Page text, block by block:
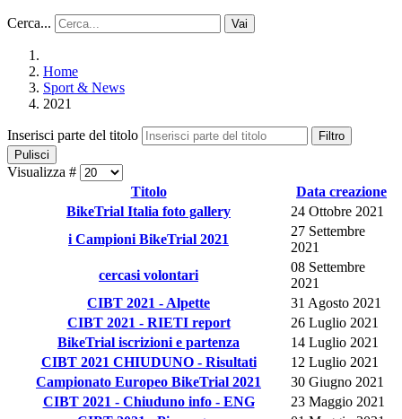
Cerca... Vai
Home
Sport & News
2021
Inserisci parte del titolo
Filtro
Pulisci
Visualizza #
Titolo
Data creazione
BikeTrial Italia foto gallery
24 Ottobre 2021
i Campioni BikeTrial 2021
27 Settembre
2021
cercasi volontari
08 Settembre
2021
CIBT 2021 - Alpette
31 Agosto 2021
CIBT 2021 - RIETI report
26 Luglio 2021
BikeTrial iscrizioni e partenza
14 Luglio 2021
CIBT 2021 CHIUDUNO - Risultati
12 Luglio 2021
Campionato Europeo BikeTrial 2021
30 Giugno 2021
CIBT 2021 - Chiuduno info - ENG
23 Maggio 2021